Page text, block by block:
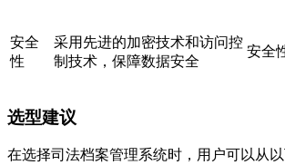
安全
性
采用先进的加密技术和访问控
制技术，保障数据安全
安全
选型建议
在选择司法档案管理系统时，用户可以从